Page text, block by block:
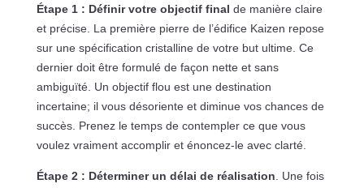
Étape 1 : Définir votre objectif final de manière claire
et précise. La première pierre de l’édifice Kaizen repose
sur une spécification cristalline de votre but ultime. Ce
dernier doit être formulé de façon nette et sans
ambiguïté. Un objectif flou est une destination
incertaine; il vous désoriente et diminue vos chances de
succès. Prenez le temps de contempler ce que vous
voulez vraiment accomplir et énoncez-le avec clarté.
Étape 2 : Déterminer un délai de réalisation . Une fois